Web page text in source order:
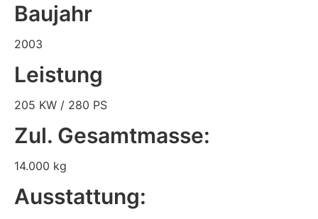
Baujahr
2003
Leistung
205 KW / 280 PS
Zul. Gesamtmasse:
14.000 kg
Ausstattung: